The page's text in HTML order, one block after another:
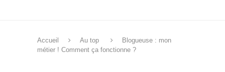
Accueil Au top
Blogueuse : mon
métier ! Comment ça fonctionne ?